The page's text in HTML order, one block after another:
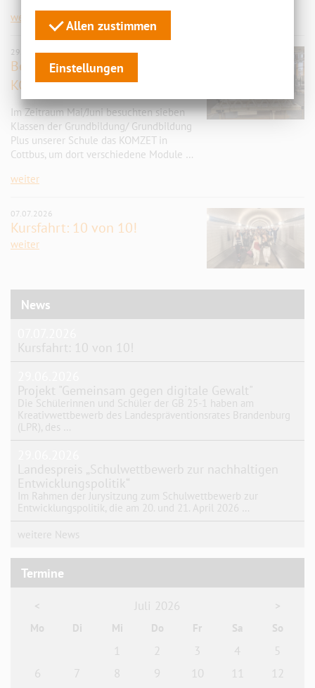
weiter
29.06.2026
Berufsorientierung im
KOMZET
Im Zeitraum Mai/Juni besuchten sieben
Klassen der Grundbildung/ Grundbildung
Plus unserer Schule das KOMZET in
Cottbus, um dort verschiedene Module …
weiter
07.07.2026
Kursfahrt: 10 von 10!
weiter
News
Kursfahrt: 10 von 10!
Projekt "Gemeinsam gegen digitale Gewalt"
Die Schülerinnen und Schüler der GB 25-1 haben am
Kreativwettbewerb des Landespräventionsrates Brandenburg
(LPR), des …
Landespreis „Schulwettbewerb zur nachhaltigen
Entwicklungspolitik“
Im Rahmen der Jurysitzung zum Schulwettbewerb zur
Entwicklungspolitik, die am 20. und 21. April 2026 …
weitere News
Termine
< Juli 2026
>
Mo
Di Mi Do Fr Sa So
1 2 3 4
5
6
7 8 9 10 11 12
Allen zustimmen
Einstellungen